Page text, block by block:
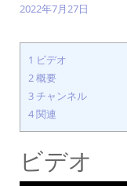
2022年7月27日
1 ビデオ
2概要
3チャンネル
4関連
ビデオ